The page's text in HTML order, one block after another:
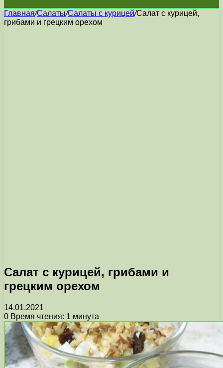
Главная/Салаты/Салаты с курицей/Салат с курицей,
грибами и грецким орехом
Салат с курицей, грибами и
грецким орехом
14.01.2021
0 Время чтения: 1 минута